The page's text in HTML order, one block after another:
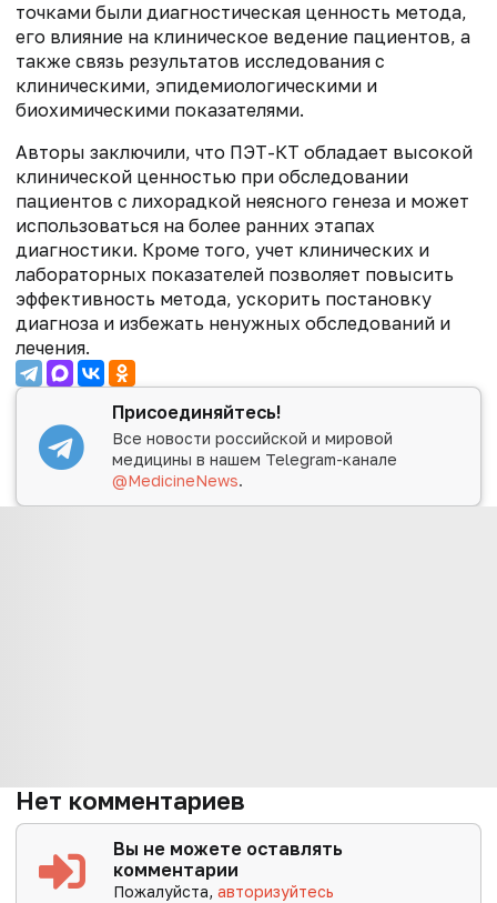
точками были диагностическая ценность метода,
его влияние на клиническое ведение пациентов, а
также связь результатов исследования с
клиническими, эпидемиологическими и
биохимическими показателями.
Авторы заключили, что ПЭТ-КТ обладает высокой
клинической ценностью при обследовании
пациентов с лихорадкой неясного генеза и может
использоваться на более ранних этапах
диагностики. Кроме того, учет клинических и
лабораторных показателей позволяет повысить
эффективность метода, ускорить постановку
диагноза и избежать ненужных обследований и
лечения.
Присоединяйтесь!
Все новости российской и мировой
медицины в нашем Telegram-канале
@MedicineNews.
Нет комментариев
Вы не можете оставлять
комментарии
Пожалуйста,авторизуйтесь